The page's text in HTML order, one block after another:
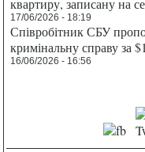
17/06/2026 - 18:19
Співробітник СБУ
кримінальну справу за
16/06/2026 - 16:56